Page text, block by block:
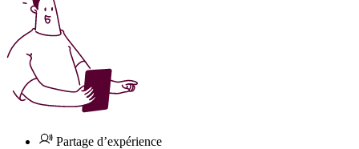
Partage d’expérience